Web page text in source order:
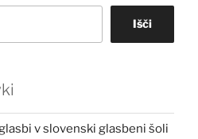
Išči
v slovenski glasbeni šoli